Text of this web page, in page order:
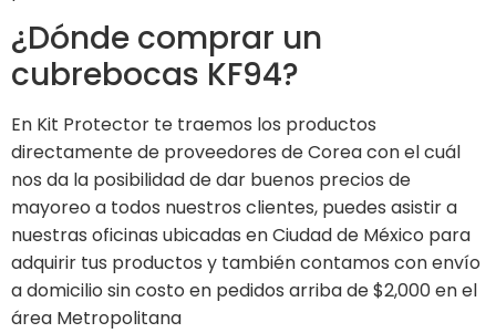
¿Dónde comprar un
cubrebocas KF94?
En Kit Protector te traemos los productos
directamente de proveedores de Corea con el cuál
nos da la posibilidad de dar buenos precios de
mayoreo a todos nuestros clientes, puedes asistir a
nuestras oficinas ubicadas en Ciudad de México para
adquirir tus productos y también contamos con envío
a domicilio sin costo en pedidos arriba de $2,000 en el
área Metropolitana